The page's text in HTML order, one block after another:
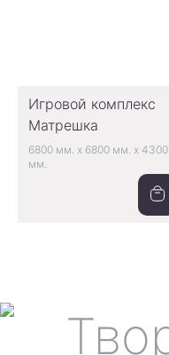
Игровой комплекс
Матрешка
6800 мм. x 6800 мм. x 4300
мм.